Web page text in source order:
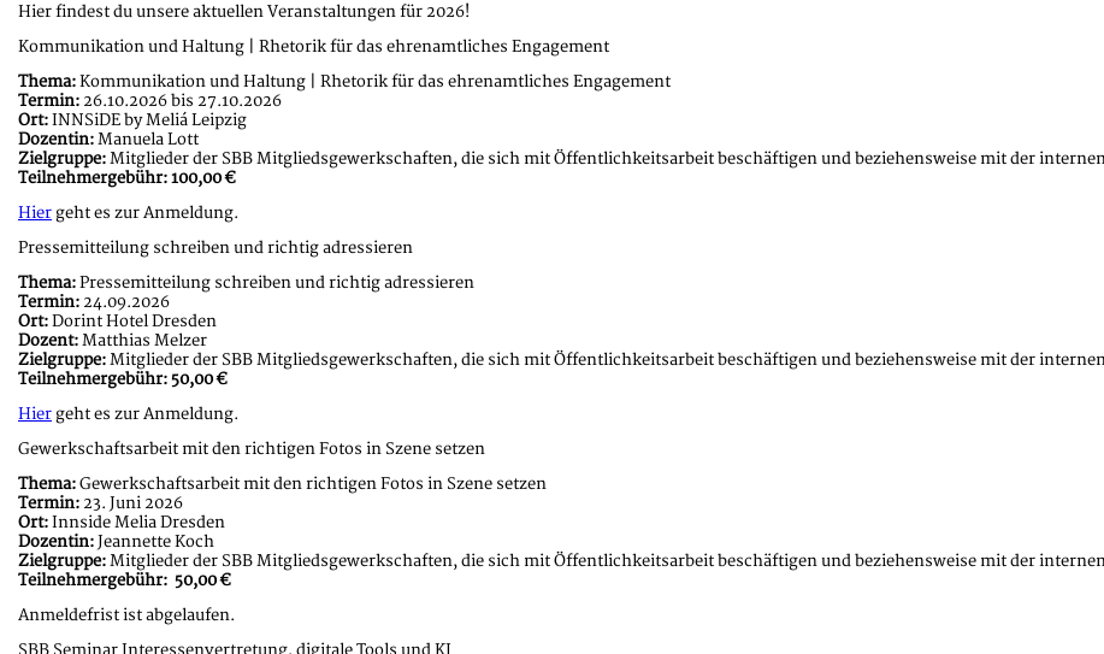
Hier findest du unsere aktuellen Veranstaltungen für 2026!
Kommunikation und Haltung | Rhetorik für das ehrenamtliches Engagement
Thema:Kommunikation und Haltung | Rhetorik für das ehrenamtliches Engagement
Termin: 26.10.2026 bis 27.10.2026
Ort:INNSiDE by Meliá Leipzig
Dozentin:Manuela Lott
Zielgruppe:Mitglieder der SBB Mitgliedsgewerkschaften, die sich mit Öffentlichkeitsarbeit beschäftigen und beziehensweise mit der
Teilnehmergebühr:100,00 €
Hier geht es zur Anmeldung.
Pressemitteilung schreiben und richtig adressieren
Thema:Pressemitteilung schreiben und richtig adressieren
Termin: 24.09.2026
Ort:Dorint Hotel Dresden
Dozent:Matthias Melzer
Zielgruppe:Mitglieder der SBB Mitgliedsgewerkschaften, die sich mit Öffentlichkeitsarbeit beschäftigen und beziehensweise mit der
Teilnehmergebühr:50,00 €
Hier geht es zur Anmeldung.
Gewerkschaftsarbeit mit den richtigen Fotos in Szene setzen
Thema:Gewerkschaftsarbeit mit den richtigen Fotos in Szene setzen
Termin: 23. Juni 2026
Ort:Innside Melia Dresden
Dozentin:Jeannette Koch
Zielgruppe:Mitglieder der SBB Mitgliedsgewerkschaften, die sich mit Öffentlichkeitsarbeit beschäftigen und beziehensweise mit der
Teilnehmergebühr: 50,00 €
Anmeldefrist ist abgelaufen.
SBB Seminar Interessenvertretung, digitale Tools und KI